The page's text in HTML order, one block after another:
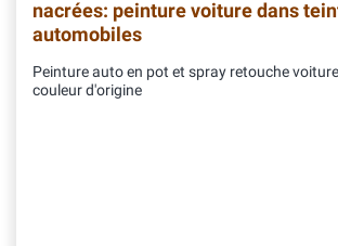
nacrées: peinture voiture dans
automobiles
Peinture auto en pot et spray retouche
couleur d'origine